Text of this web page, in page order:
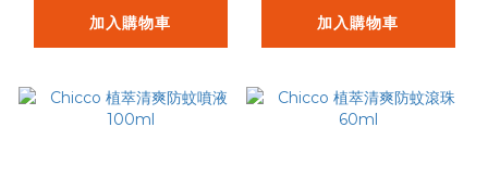
加入購物車 加入購物車